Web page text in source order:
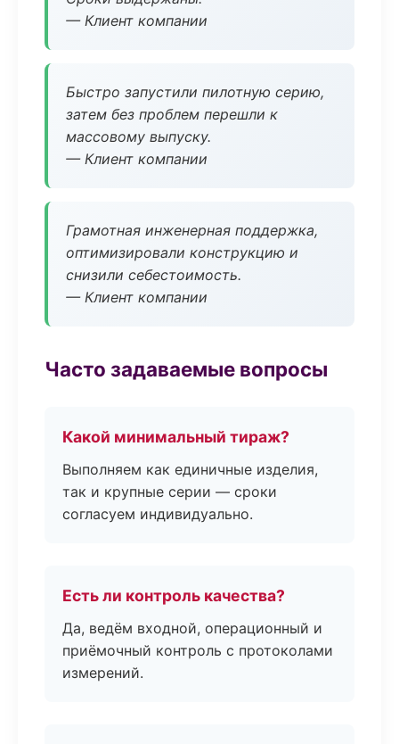
— Клиент компании
Быстро запустили пилотную серию,
затем без проблем перешли к
массовому выпуску.
— Клиент компании
Грамотная инженерная поддержка,
оптимизировали конструкцию и
снизили себестоимость.
— Клиент компании
Часто задаваемые вопросы
Какой минимальный тираж?
Выполняем как единичные изделия,
так и крупные серии — сроки
согласуем индивидуально.
Есть ли контроль качества?
Да, ведём входной, операционный и
приёмочный контроль с протоколами
измерений.